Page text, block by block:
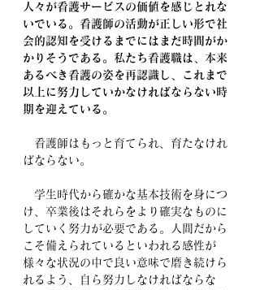
人々が看護サービスの価値を感じとれな
いでいる。看護師の活動が正しい形で社
会的認知を受けるまでにはまだ時間がか
かりそうである。私たち看護職は、本来
あるべき看護の姿を再認識し、これまで
以上に努力していかなければならない時
期を迎えている。
看護師はもっと育てられ、育たなけれ
ばならない。
学生時代から確かな基本技術を身につ
け、卒業後はそれらをより確実なものに
していく努力が必要である。人間だから
こそ備えられているといわれる感性が
様々な状況の中で良い意味で磨き続けら
れるよう、自ら努力しなければならな